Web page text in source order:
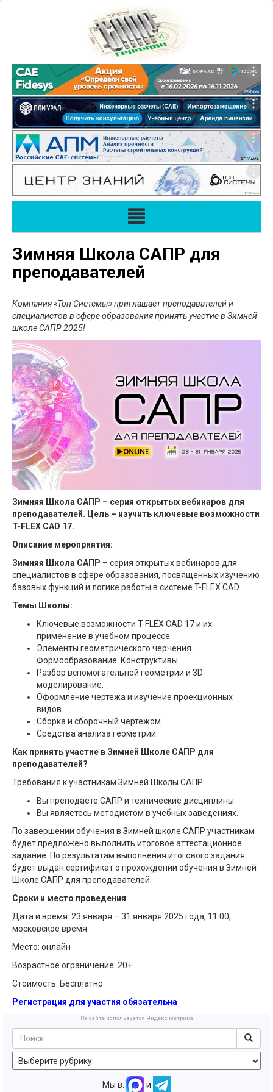
Зимняя Школа САПР для
преподавателей
Компания «Топ Системы» приглашает преподавателей и
специалистов в сфере образования принять участие в Зимней
школе САПР 2025!
Зимняя Школа САПР – серия открытых вебинаров для
преподавателей. Цель – изучить ключевые возможности
T-FLEX CAD 17.
Описание мероприятия:
Зимняя Школа САПР – серия открытых вебинаров для
специалистов в сфере образования, посвященных изучению
базовых функций и логике работы в системе T-FLEX CAD.
Темы Школы:
Ключевые возможности T-FLEX CAD 17 и их
применение в учебном процессе.
Элементы геометрического черчения.
Формообразование. Конструктивы.
Разбор вспомогательной геометрии и 3D-
моделирование.
Оформление чертежа и изучение проекционных
видов.
Сборка и сборочный чертежом.
Средства анализа геометрии.
Как принять участие в Зимней Школе САПР для
преподавателей?
Требования к участникам Зимней Школы САПР:
Вы преподаете САПР и технические дисциплины.
Вы являетесь методистом в учебных заведениях.
По завершении обучения в Зимней школе САПР участникам
будет предложено выполнить итоговое аттестационное
задание. По результатам выполнения итогового задания
будет выдан сертификат о прохождении обучения в Зимней
Школе САПР для преподавателей.
Сроки и место проведения
Дата и время: 23 января – 31 января 2025 года, 11:00,
московское время
Место: онлайн
Возрастное ограничение: 20+
Стоимость: Бесплатно
Регистрация для участия обязательна
На сайте используется Яндекс метрика
Мы в: и